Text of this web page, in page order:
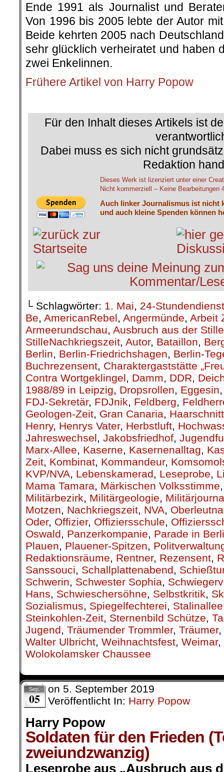
Ende 1991 als Journalist und
Von 1996 bis 2005 lebte der Autor
Beide kehrten 2005 nach
sehr glücklich verheiratet und haben
zwei Enkelinnen.
Frühere Artikel von Harry Popow
Für den Inhalt dieses Artikels ist
Dabei muss es sich nicht
Redaktion
Dieses Werk ist lizenziert unter einer
Nicht kommerziell – Keine Bearbeitungen
Auch linker Journalismus ist nicht
und auch kleine Spenden können
└ Schlagwörter: 1. Mai, 24-Stundendienst
Be, AmericanRebel, Angermünde, Arbeit
Armeerundschau, Ausbruch aus der Stille
StilleNachkriegszeit, Autor, Bataillon,
Berlin, Berlin-Friedrichshagen, Berlin-
Buchrezensent, Charaktergaststätte
Contra Wortgeklingel, Damm, DDR,
1988/89 in Leipzig, Dropsrollen, Eggesin
FDJ-Sekretär, FDJnik, Feldberg,
Geologen-Zeit, Gran Canaria, Haarschnitt
Henry, Henrys Vater, Herbstluft,
Jahreswechsel, Jakobsfriedhof,
Marx-Allee, Kaserne, Kasernenalltag,
Zeit, Kombinat, Kommandeur,
KVP/NVA, Lebenskamerad, Leseprobe,
Mama Tamara, Märkischen Volksstimme
Militärbezirk, Militärgeologie,
Motzen, Nachkriegszeit, NVA,
Oder, Offizier, Offiziersschule,
Oswald, Panzerkompanie, Parade in
Plauen, Plauener-Spitzen,
Redaktionsräume, Rentner, Rezensent,
Sanssouci, Schallplattenabend,
Schwerin, Schwester Sophia,
Hans, Schwieschersöhne, Selbstkritik,
Sozialismus, Spiegelfechterei, Stalinallee
Steinkohlen-Zeit, Sternenbild Schütze,
Jugend, Träumender Trommler, Träumer,
Walter Ulbricht, Weihnachtsfest, Weimar,
Wolokolamsker Chaussee
Sep.
05
on 5. September 2019
Veröffentlicht In: Harry Popow
Harry Popow
Soldaten für den Frieden
zweiundzwanzig)
Leseprobe aus „Ausbruch aus